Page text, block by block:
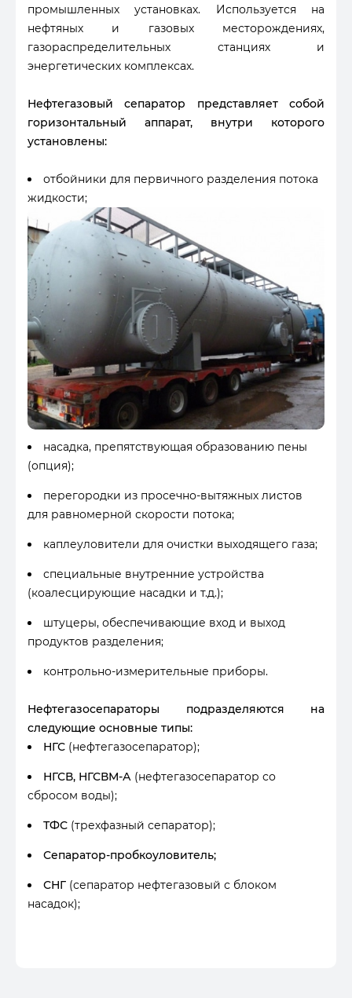
промышленных установках. Используется на
нефтяных и газовых месторождениях,
газораспределительных станциях и
энергетических комплексах.
Нефтегазовый сепаратор представляет собой
горизонтальный аппарат, внутри которого
установлены:
отбойники для первичного разделения потока
жидкости;
насадка, препятствующая образованию пены
(опция);
перегородки из просечно-вытяжных листов
для равномерной скорости потока;
каплеуловители для очистки выходящего газа;
специальные внутренние устройства
(коалесцирующие насадки и т.д.);
штуцеры, обеспечивающие вход и выход
продуктов разделения;
контрольно-измерительные приборы.
Нефтегазосепараторы подразделяются на
следующие основные типы:
НГС (нефтегазосепаратор);
НГСВ, НГСВМ-А (нефтегазосепаратор со
сбросом воды);
ТФС (трехфазный сепаратор);
Сепаратор-пробкоуловитель;
СНГ (сепаратор нефтегазовый с блоком
насадок);